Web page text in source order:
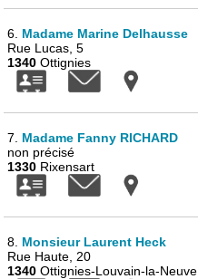
6. Madame Marine Delhausse
Rue Lucas, 5
1340 Ottignies
7. Madame Fanny RICHARD
non précisé
1330 Rixensart
8. Monsieur Laurent Heck
Rue Haute, 20
1340 Ottignies-Louvain-la-Neuve